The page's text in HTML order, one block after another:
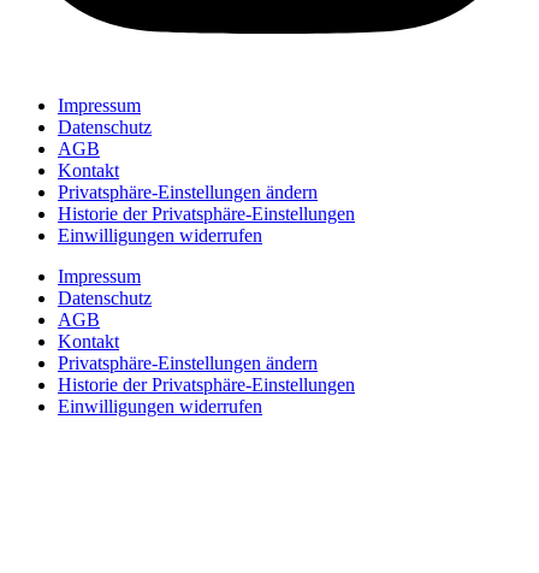
Impressum
Datenschutz
AGB
Kontakt
Privatsphäre-Einstellungen ändern
Historie der Privatsphäre-Einstellungen
Einwilligungen widerrufen
Impressum
Datenschutz
AGB
Kontakt
Privatsphäre-Einstellungen ändern
Historie der Privatsphäre-Einstellungen
Einwilligungen widerrufen